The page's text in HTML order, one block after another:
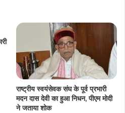
राष्ट्रीय स्वयंसेवक संघ के पूर्व प्रभारी
मदन दास देवी का हुआ निधन, पीएम मोदी
ने जताया शोक